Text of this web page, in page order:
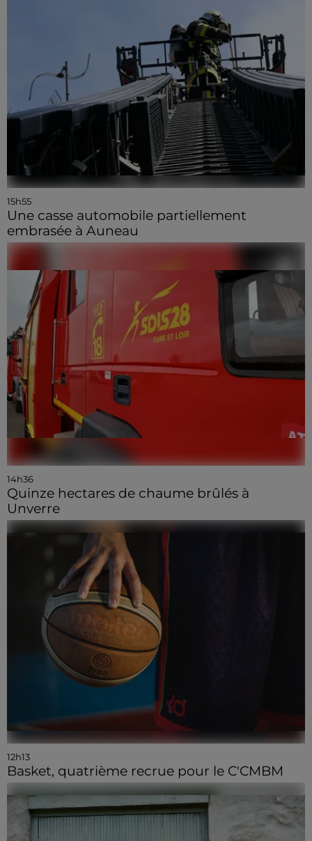
15h55
Une casse automobile partiellement
embrasée à Auneau
14h36
Quinze hectares de chaume brûlés à
Unverre
12h13
Basket, quatrième recrue pour le C'CMBM